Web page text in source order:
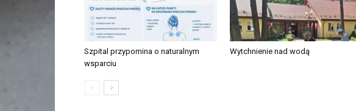
Szpital przypomina o naturalnym
wsparciu
Wytchnienie nad wodą